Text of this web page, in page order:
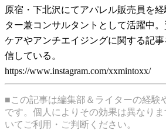
原宿・下北沢にてアパレル販売員を経
ター兼コンサルタントとして活躍中
ケアやアンチエイジングに関する記
信している。
https://www.instagram.com/xxmintoxx/
■この記事は編集部＆ライターの経験
です。個人によりその効果は異なり
いてご利用・ご判断ください。